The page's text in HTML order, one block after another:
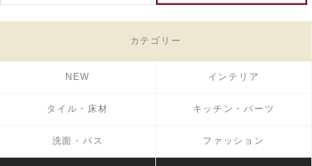
カテゴリー
NEW インテリア
タイル・床材 キッチン・パーツ
洗面・バス ファッション